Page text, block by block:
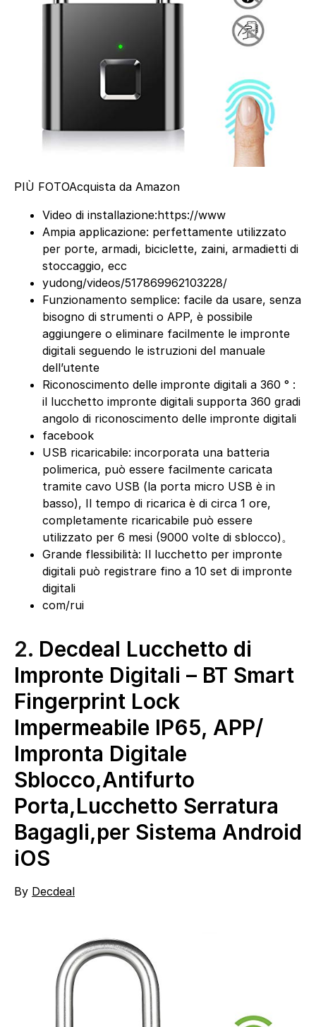
PIÙ FOTOAcquista da Amazon
Video di installazione:https://www
Ampia applicazione: perfettamente utilizzato
per porte, armadi, biciclette, zaini, armadietti di
stoccaggio, ecc
yudong/videos/517869962103228/
Funzionamento semplice: facile da usare, senza
bisogno di strumenti o APP, è possibile
aggiungere o eliminare facilmente le impronte
digitali seguendo le istruzioni del manuale
dell’utente
Riconoscimento delle impronte digitali a 360 ° :
il lucchetto impronte digitali supporta 360 gradi
angolo di riconoscimento delle impronte digitali
facebook
USB ricaricabile: incorporata una batteria
polimerica, può essere facilmente caricata
tramite cavo USB (la porta micro USB è in
basso), Il tempo di ricarica è di circa 1 ore,
completamente ricaricabile può essere
utilizzato per 6 mesi (9000 volte di sblocco)。
Grande flessibilità: Il lucchetto per impronte
digitali può registrare fino a 10 set di impronte
digitali
com/rui
2. Decdeal Lucchetto di
Impronte Digitali – BT Smart
Fingerprint Lock
Impermeabile IP65, APP/
Impronta Digitale
Sblocco,Antifurto
Porta,Lucchetto Serratura
Bagagli,per Sistema Android
iOS
By Decdeal